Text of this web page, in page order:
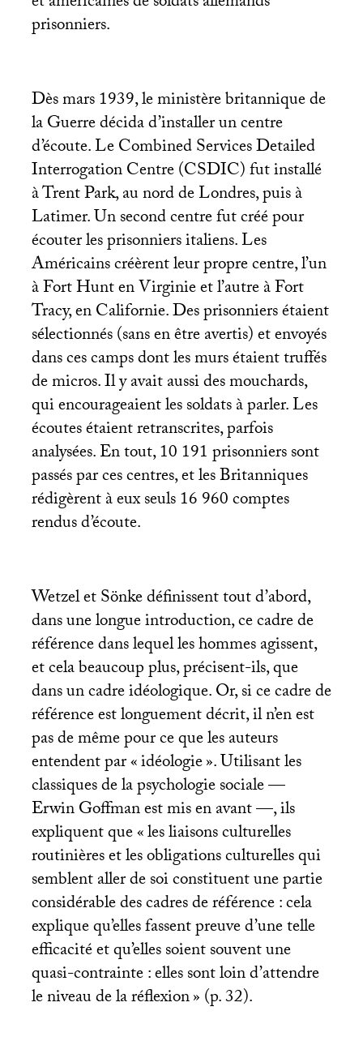
prisonniers.
Dès mars 1939, le ministère britannique de
la Guerre décida d’installer un centre
d’écoute. Le Combined Services Detailed
Interrogation Centre (CSDIC) fut installé
à Trent Park, au nord de Londres, puis à
Latimer. Un second centre fut créé pour
écouter les prisonniers italiens. Les
Américains créèrent leur propre centre, l’un
à Fort Hunt en Virginie et l’autre à Fort
Tracy, en Californie. Des prisonniers étaient
sélectionnés (sans en être avertis) et envoyés
dans ces camps dont les murs étaient truffés
de micros. Il y avait aussi des mouchards,
qui encourageaient les soldats à parler. Les
écoutes étaient retranscrites, parfois
analysées. En tout, 10 191 prisonniers sont
passés par ces centres, et les Britanniques
rédigèrent à eux seuls 16 960 comptes
rendus d’écoute.
Wetzel et Sönke définissent tout d’abord,
dans une longue introduction, ce cadre de
référence dans lequel les hommes agissent,
et cela beaucoup plus, précisent-ils, que
dans un cadre idéologique. Or, si ce cadre de
référence est longuement décrit, il n’en est
pas de même pour ce que les auteurs
entendent par «idéologie». Utilisant les
classiques de la psychologie sociale —
Erwin Goffman est mis en avant —, ils
expliquent que «les liaisons culturelles
routinières et les obligations culturelles qui
semblent aller de soi constituent une partie
considérable des cadres de référence : cela
explique qu’elles fassent preuve d’une telle
efficacité et qu’elles soient souvent une
quasi-contrainte : elles sont loin d’attendre
le niveau de la réflexion» (p. 32).